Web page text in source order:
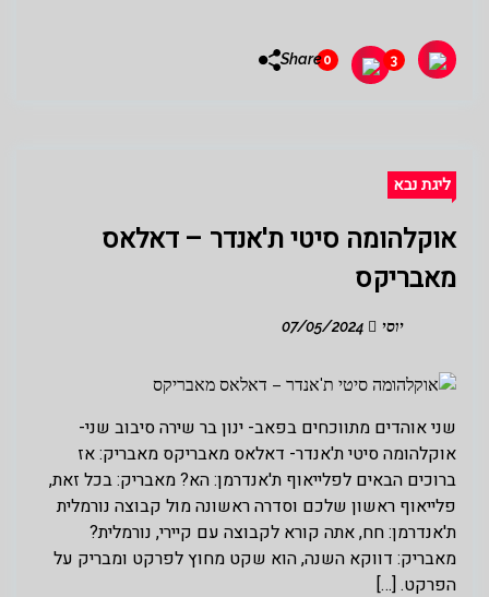
3
0
Share
ליגת נבא
אוקלהומה סיטי ת'אנדר – דאלאס
מאבריקס
יוסי
שני אוהדים מתווכחים בפאב- ינון בר שירה סיבוב שני-
אוקלהומה סיטי ת'אנדר- דאלאס מאבריקס מאבריק: אז
ברוכים הבאים לפלייאוף ת'אנדרמן: הא? מאבריק: בכל זאת,
פלייאוף ראשון שלכם וסדרה ראשונה מול קבוצה נורמלית
ת'אנדרמן: חח, אתה קורא לקבוצה עם קיירי, נורמלית?
מאבריק: דווקא השנה, הוא שקט מחוץ לפרקט ומבריק על
הפרקט. […]